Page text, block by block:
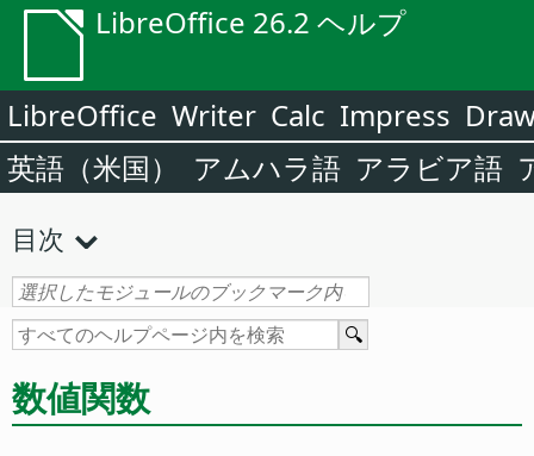
LibreOffice 26.2 ヘルプ
LibreOffice Writer Calc Impress
英語（米国）
アムハラ語 アラビア語
目次
数値関数